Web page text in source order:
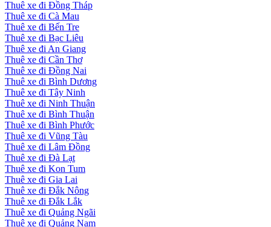
Thuê xe đi Đồng Tháp
Thuê xe đi Cà Mau
Thuê xe đi Bến Tre
Thuê xe đi Bạc Liêu
Thuê xe đi An Giang
Thuê xe đi Cần Thơ
Thuê xe đi Đồng Nai
Thuê xe đi Bình Dương
Thuê xe đi Tây Ninh
Thuê xe đi Ninh Thuận
Thuê xe đi Bình Thuận
Thuê xe đi Bình Phước
Thuê xe đi Vũng Tàu
Thuê xe đi Lâm Đồng
Thuê xe đi Đà Lạt
Thuê xe đi Kon Tum
Thuê xe đi Gia Lai
Thuê xe đi Đắk Nông
Thuê xe đi Đắk Lắk
Thuê xe đi Quảng Ngãi
Thuê xe đi Quảng Nam